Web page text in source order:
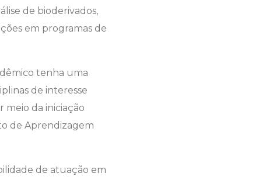
de bioderivados,
em programas de
tenha uma
de interesse
meio da iniciação
de Aprendizagem
de atuação em